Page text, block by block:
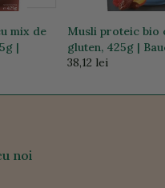
mix de
|
Musli proteic bio
gluten, 425g |
38,12 lei
noi